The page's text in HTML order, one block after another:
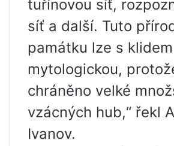
tuřínovou síť,
síť a další. Tuto
památku lze s
mytologickou,
chráněno velké
vzácných hub,“ řekl
Ivanov.